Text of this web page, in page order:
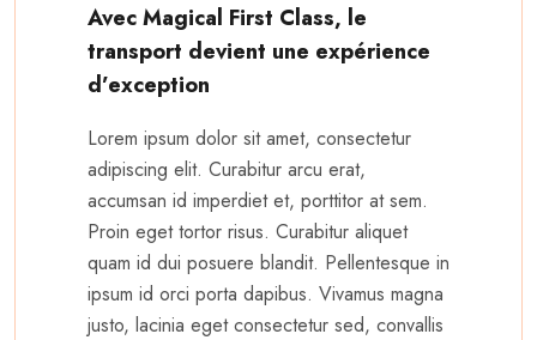
Avec Magical First Class, le
transport devient une expérience
d’exception
Lorem ipsum dolor sit amet, consectetur
adipiscing elit. Curabitur arcu erat,
accumsan id imperdiet et, porttitor at sem.
Proin eget tortor risus. Curabitur aliquet
quam id dui posuere blandit. Pellentesque in
ipsum id orci porta dapibus. Vivamus magna
justo, lacinia eget consectetur sed, convallis